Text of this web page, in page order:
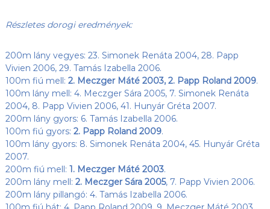
E
n
l
a
p
j
a
Részletes dorogi eredmények:
200m lány vegyes: 23. Simonek Renáta 2004, 28. Papp
Vivien 2006, 29. Tamás Izabella 2006.
100m fiú mell: 2. Meczger Máté 2003, 2. Papp Roland 2009.
100m lány mell: 4. Meczger Sára 2005, 7. Simonek Renáta
2004, 8. Papp Vivien 2006, 41. Hunyár Gréta 2007.
200m lány gyors: 6. Tamás Izabella 2006.
100m fiú gyors: 2. Papp Roland 2009.
100m lány gyors: 8. Simonek Renáta 2004, 45. Hunyár Gréta
2007.
200m fiú mell: 1. Meczger Máté 2003.
200m lány mell: 2. Meczger Sára 2005, 7. Papp Vivien 2006.
200m lány pillangó: 4. Tamás Izabella 2006.